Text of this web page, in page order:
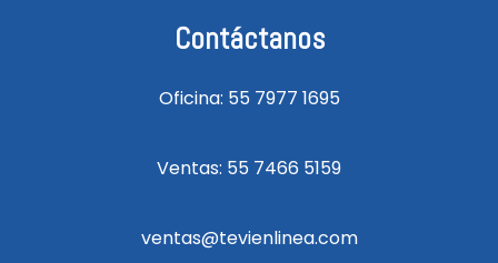
Contáctanos
Oficina: 55 7977 1695
Ventas: 55 7466 5159
ventas@tevienlinea.com